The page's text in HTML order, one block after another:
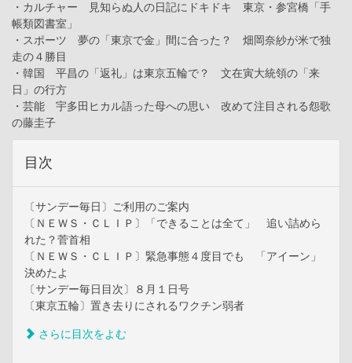
・カルチャー 見知らぬ人の日記にドキドキ 東京・参宮橋「手
帳類図書室」
・スポーツ 夢の「東京で金」間に合った？ 畑岡奈紗が米で独
走の４勝目
・韓国 平昌の「返礼」は東京五輪で？ 文在寅大統領の「来
日」の行方
・芸能 宇多田ヒカル語った母への思い 改めて注目される怨歌
の藤圭子
目次
〔サンデー毎日〕ご利用のご案内
〔ＮＥＷＳ・ＣＬＩＰ〕「できることは全て」 追い詰めら
れた？菅首相
〔ＮＥＷＳ・ＣＬＩＰ〕緊急事態４度目でも 「アイーン」
決めたよ
〔サンデー毎日目次〕８月１日号
〔東京五輪〕置き去りにされるワクチン弱者
さらに目次をよむ